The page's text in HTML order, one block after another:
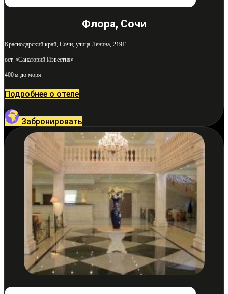
Флора, Сочи
Краснодарский край, Сочи, улица Ленина, 219Г
ост. «Санаторий Известия»
400 м до моря
Подробнее о отеле
Забронировать